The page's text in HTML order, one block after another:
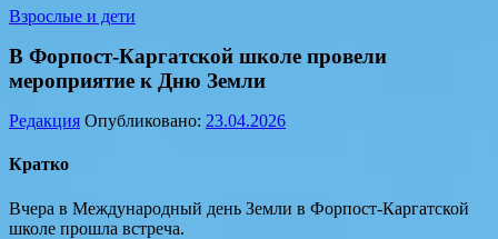
Взрослые и дети
В Форпост-Каргатской школе провели
мероприятие к Дню Земли
Редакция Опубликовано: 23.04.2026
Кратко
Вчера в Международный день Земли в Форпост-Каргатской
школе прошла встреча.